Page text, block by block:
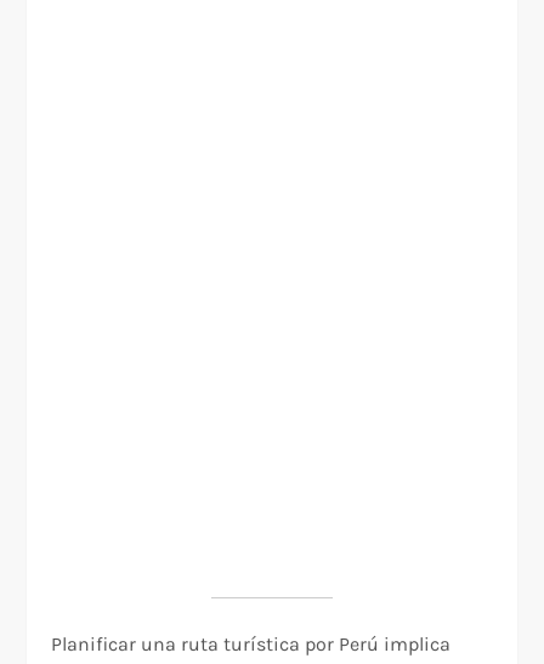
Planificar una ruta turística por Perú implica